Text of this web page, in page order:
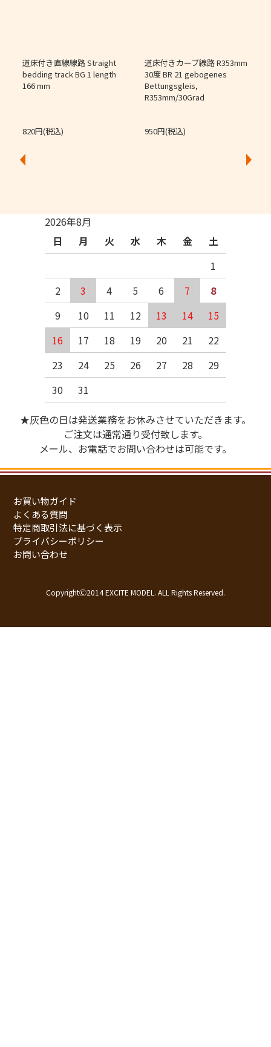
道床付き直線線路 Straight
bedding track BG 1 length
166 mm
820円(税込)
道床付きカーブ線路 R353mm
30度 BR 21 gebogenes
Bettungsgleis,
R353mm/30Grad
950円(税込)
2026年8月
日
月 火 水 木 金
土
1
2
3 4 5 6 7
8
9
10 11 12 13 14
15
16
17 18 19 20 21
22
23
24 25 26 27 28
29
30
31
★灰色の日は発送業務をお休みさせていただきます。
ご注文は通常通り受付致します。
メール、お電話でお問い合わせは可能です。
お買い物ガイド
よくある質問
特定商取引法に基づく表示
プライバシーポリシー
お問い合わせ
CopyrightⒸ2014 EXCITE MODEL. ALL Rights Reserved.